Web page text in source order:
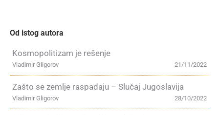
Od istog autora
Kosmopolitizam je rešenje
21/11/2022
Vladimir Gligorov
Zašto se zemlje raspadaju – Slučaj Jugoslavija
28/10/2022
Vladimir Gligorov